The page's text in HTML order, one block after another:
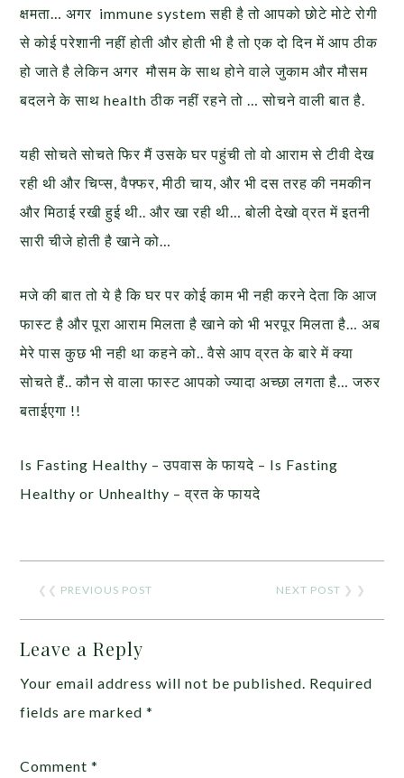
क्षमता… अगर immune system सही है तो आपको छोटे मोटे रोगी
से कोई परेशानी नहीं होती और होती भी है तो एक दो दिन में आप ठीक
हो जाते है लेकिन अगर मौसम के साथ होने वाले जुकाम और मौसम
बदलने के साथ health ठीक नहीं रहने तो … सोचने वाली बात है.
यही सोचते सोचते फिर मैं उसके घर पहुंची तो वो आराम से टीवी देख
रही थी और चिप्स, वैफ्फर, मीठी चाय, और भी दस तरह की नमकीन
और मिठाई रखी हुई थी.. और खा रही थी… बोली देखो व्रत में इतनी
सारी चीजे होती है खाने को…
मजे की बात तो ये है कि घर पर कोई काम भी नही करने देता कि आज
फास्ट है और पूरा आराम मिलता है खाने को भी भरपूर मिलता है… अब
मेरे पास कुछ भी नही था कहने को.. वैसे आप व्रत के बारे में क्या
सोचते हैं.. कौन से वाला फास्ट आपको ज्यादा अच्छा लगता है… जरुर
बताईएगा !!
Is Fasting Healthy – उपवास के फायदे – Is Fasting
Healthy or Unhealthy – व्रत के फायदे
❮❮ PREVIOUS POST NEXT POST ❯ ❯
Leave a Reply
Your email address will not be published. Required
fields are marked*
Comment*